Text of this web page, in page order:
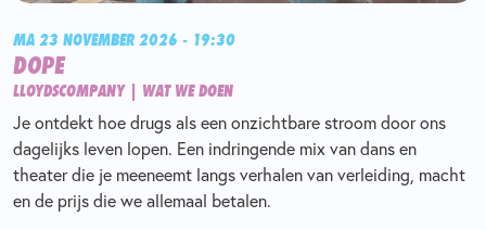
MA 23 NOVEMBER 2026 - 19:30
DOPE
LLOYDSCOMPANY | WAT WE DOEN
Je ontdekt hoe drugs als een onzichtbare stroom door ons
dagelijks leven lopen. Een indringende mix van dans en
theater die je meeneemt langs verhalen van verleiding, macht
en de prijs die we allemaal betalen.